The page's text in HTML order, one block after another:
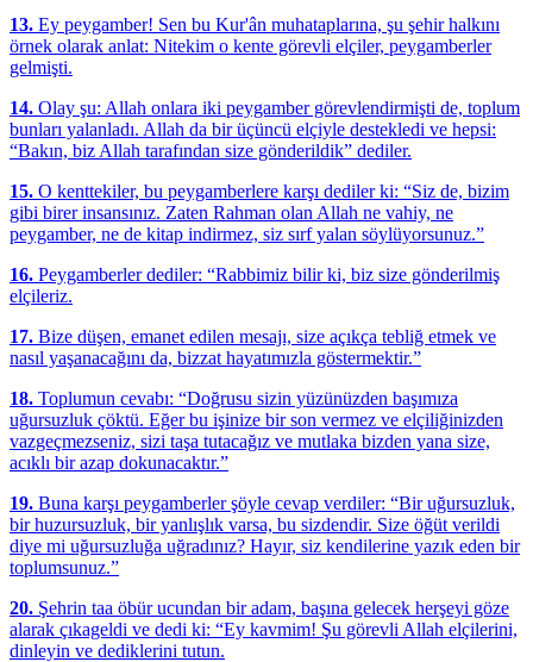
13. Ey peygamber! Sen bu Kur'ân muhataplarına, şu şehir halkını
örnek olarak anlat: Nitekim o kente görevli elçiler, peygamberler
gelmişti.
14. Olay şu: Allah onlara iki peygamber görevlendirmişti de, toplum
bunları yalanladı. Allah da bir üçüncü elçiyle destekledi ve hepsi:
“Bakın, biz Allah tarafından size gönderildik” dediler.
15. O kenttekiler, bu peygamberlere karşı dediler ki: “Siz de, bizim
gibi birer insansınız. Zaten Rahman olan Allah ne vahiy, ne
peygamber, ne de kitap indirmez, siz sırf yalan söylüyorsunuz.”
16. Peygamberler dediler: “Rabbimiz bilir ki, biz size gönderilmiş
elçileriz.
17. Bize düşen, emanet edilen mesajı, size açıkça tebliğ etmek ve
nasıl yaşanacağını da, bizzat hayatımızla göstermektir.”
18. Toplumun cevabı: “Doğrusu sizin yüzünüzden başımıza
uğursuzluk çöktü. Eğer bu işinize bir son vermez ve elçiliğinizden
vazgeçmezseniz, sizi taşa tutacağız ve mutlaka bizden yana size,
acıklı bir azap dokunacaktır.”
19. Buna karşı peygamberler şöyle cevap verdiler: “Bir uğursuzluk,
bir huzursuzluk, bir yanlışlık varsa, bu sizdendir. Size öğüt verildi
diye mi uğursuzluğa uğradınız? Hayır, siz kendilerine yazık eden bir
toplumsunuz.”
20. Şehrin taa öbür ucundan bir adam, başına gelecek herşeyi göze
alarak çıkageldi ve dedi ki: “Ey kavmim! Şu görevli Allah elçilerini,
dinleyin ve dediklerini tutun.